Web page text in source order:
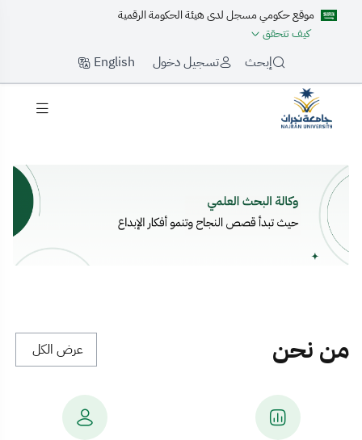
موقع حكومي مسجل لدى هيئة الحكومة الرقمية
كيف تتحقق
إبحث تسجيل دخول English
الرئيسية
من نحن عرض الكل